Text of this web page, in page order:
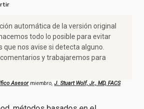
automática de la versión original
todo lo posible para evitar
que nos avise si detecta alguno.
y trabajaremos para
Asesormiembro, J. Stuart Wolf, Jr., MD, FACS